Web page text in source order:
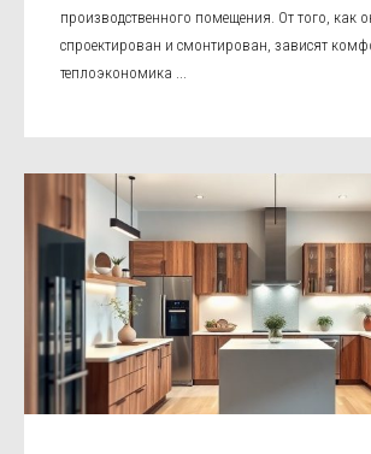
производственного помещения. От того, как
спроектирован и смонтирован, зависят
теплоэкономика ...